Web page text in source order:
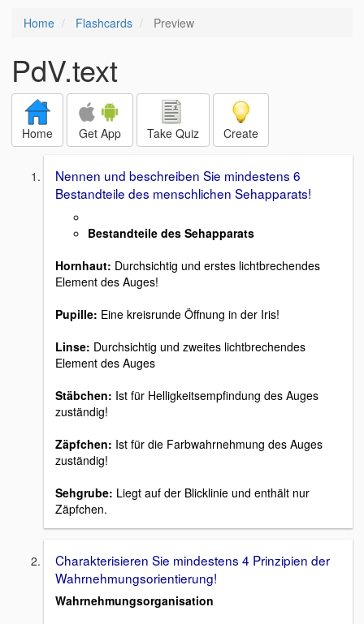
Home Flashcards Preview
PdV.text
Home Get App Take Quiz Create
Nennen und beschreiben Sie mindestens 6
Bestandteile des menschlichen Sehapparats!
Bestandteile des Sehapparats
Hornhaut: Durchsichtig und erstes lichtbrechendes
Element des Auges!
Pupille: Eine kreisrunde Öffnung in der Iris!
Linse: Durchsichtig und zweites lichtbrechendes
Element des Auges
Stäbchen: Ist für Helligkeitsempfindung des Auges
zuständig!
Zäpfchen: Ist für die Farbwahrnehmung des Auges
zuständig!
Sehgrube: Liegt auf der Blicklinie und enthält nur
Zäpfchen.
Charakterisieren Sie mindestens 4 Prinzipien der
Wahrnehmungsorientierung!
Wahrnehmungsorganisation